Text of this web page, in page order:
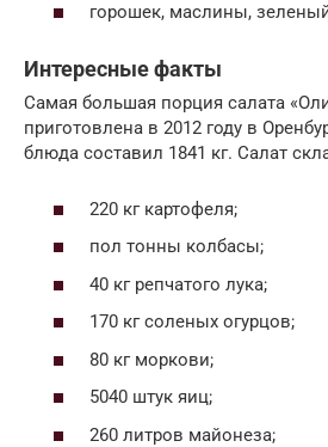
горошек, маслины,
Интересные факты
Самая большая порция салата
приготовлена в 2012 году в
блюда составил 1841 кг. Салат
220 кг картофеля;
пол тонны колбасы;
40 кг репчатого лука;
170 кг соленых огурцов;
80 кг моркови;
5040 штук яиц;
260 литров майонеза;